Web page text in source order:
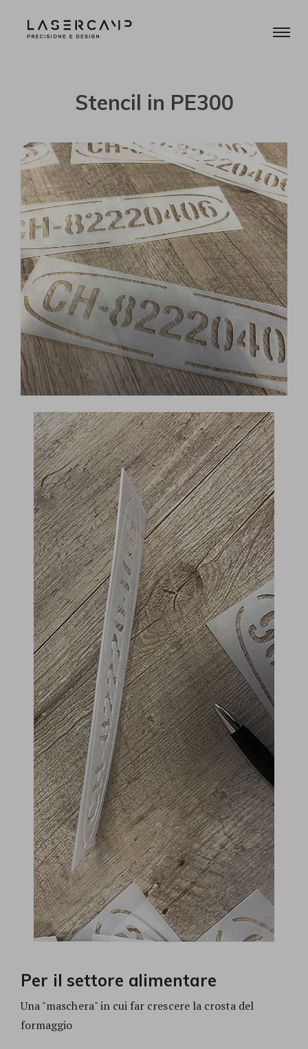
Stencil in PE300
Per il settore alimentare
Una "maschera" in cui far crescere la crosta del
formaggio